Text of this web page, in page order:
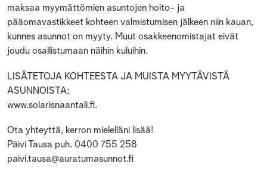
maksaa myymättömien asuntojen hoito- ja
pääomavastikkeet kohteen valmistumisen jälkeen niin kauan,
kunnes asunnot on myyty. Muut osakkeenomistajat eivät
joudu osallistumaan näihin kuluihin.
LISÄTETOJA KOHTEESTA JA MUISTA MYYTÄVISTÄ
ASUNNOISTA:
www.solarisnaantali.fi.
Ota yhteyttä, kerron mielelläni lisää!
Päivi Tausa puh. 0400 755 258
paivi.tausa@auratumasunnot.fi